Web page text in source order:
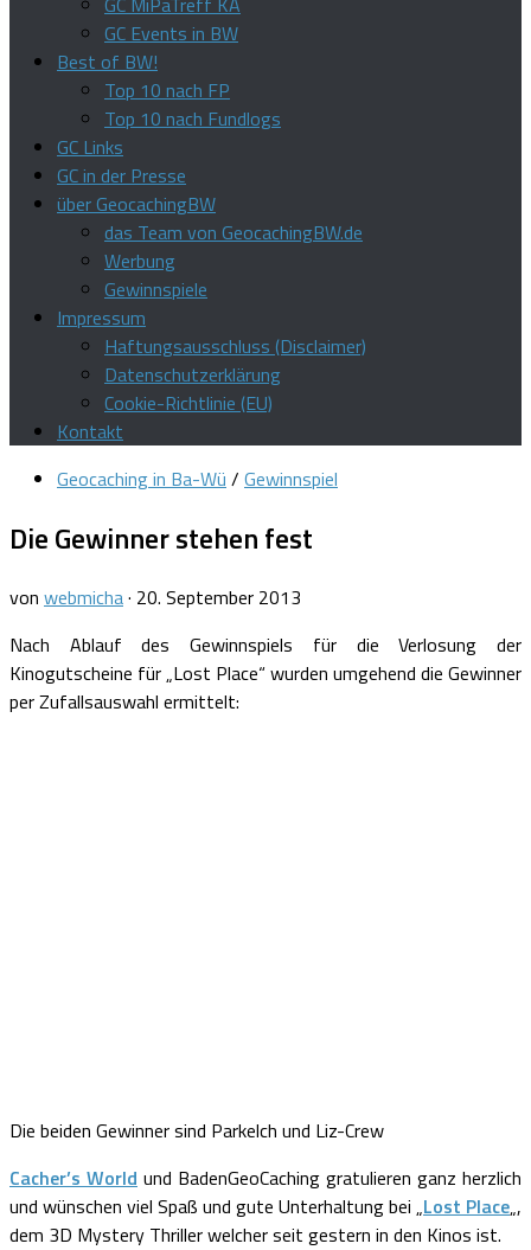
GC Events in BW
Best of BW!
Top 10 nach FP
Top 10 nach Fundlogs
GC Links
GC in der Presse
über GeocachingBW
das Team von GeocachingBW.de
Werbung
Gewinnspiele
Impressum
Haftungsausschluss (Disclaimer)
Datenschutzerklärung
Cookie-Richtlinie (EU)
Kontakt
Geocaching in Ba-Wü / Gewinnspiel
Die Gewinner stehen fest
von webmicha· 20. September 2013
Nach Ablauf des Gewinnspiels für die Verlosung der
Kinogutscheine für „Lost Place“ wurden umgehend die Gewinner
per Zufallsauswahl ermittelt:
Die beiden Gewinner sind Parkelch und Liz-Crew
Cacher’s World und BadenGeoCaching gratulieren ganz herzlich
und wünschen viel Spaß und gute Unterhaltung bei „Lost Place„,
dem 3D Mystery Thriller welcher seit gestern in den Kinos ist.